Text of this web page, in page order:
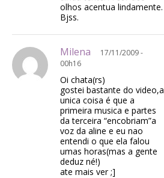
olhos acentua lindamente.
Bjss.
Milena
17/11/2009 -
00h16
Oi chata(rs)
gostei bastante do video,a
unica coisa é que a
primeira musica e partes
da terceira “encobriam”a
voz da aline e eu nao
entendi o que ela falou
umas horas(mas a gente
deduz né!)
ate mais ver ;]